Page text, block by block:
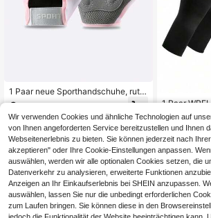
1 Paar neue Sporthandschuhe, ruts
chfeste, stoßabsorbierende, verschl
e Fitness-Gym-Gewichthebe-Halbf
ingerhandschuhe für Frauen
6
3andere Händler
1 Paar
gsaktiv,
creen-
4,68€
Wir verwenden Cookies und ähnliche Technologien auf
von Ihnen angeforderten Service bereitzustellen und Ihnen
Webseitenerlebnis zu bieten. Sie können jederzeit nach
akzeptieren" oder Ihre Cookie-Einstellungen anpassen.
auswählen, werden wir alle optionalen Cookies setzen, die
Datenverkehr zu analysieren, erweiterte Funktionen
Anzeigen an Ihr Einkaufserlebnis bei SHEIN anzupassen.
auswählen, lassen Sie nur die unbedingt erforderlichen
zum Laufen bringen. Sie können diese in den